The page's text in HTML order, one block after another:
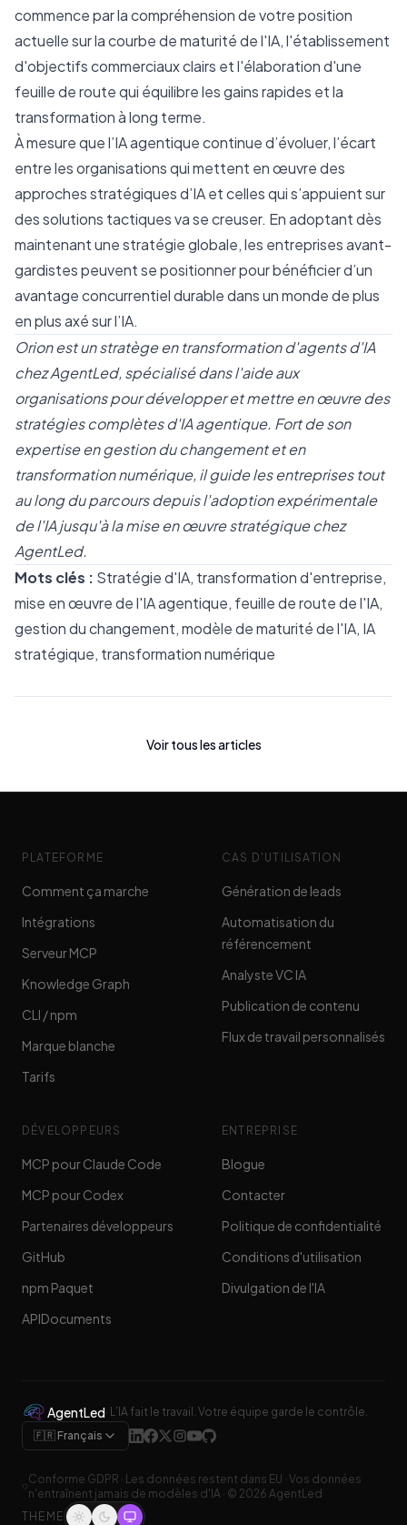
commence par la compréhension de votre position
actuelle sur la courbe de maturité de l'IA, l'établissement
d'objectifs commerciaux clairs et l'élaboration d'une
feuille de route qui équilibre les gains rapides et la
transformation à long terme.
À mesure que l’IA agentique continue d’évoluer, l’écart
entre les organisations qui mettent en œuvre des
approches stratégiques d’IA et celles qui s’appuient sur
des solutions tactiques va se creuser. En adoptant dès
maintenant une stratégie globale, les entreprises avant-
gardistes peuvent se positionner pour bénéficier d’un
avantage concurrentiel durable dans un monde de plus
en plus axé sur l’IA.
Orion est un stratège en transformation d'agents d'IA
chez AgentLed, spécialisé dans l'aide aux
organisations pour développer et mettre en œuvre des
stratégies complètes d'IA agentique. Fort de son
expertise en gestion du changement et en
transformation numérique, il guide les entreprises tout
au long du parcours depuis l'adoption expérimentale
de l'IA jusqu'à la mise en œuvre stratégique chez
AgentLed.
Mots clés : Stratégie d'IA, transformation d'entreprise,
mise en œuvre de l'IA agentique, feuille de route de l'IA,
gestion du changement, modèle de maturité de l'IA, IA
stratégique, transformation numérique
Voir tous les articles
PLATEFORME
Comment ça marche
Intégrations
Serveur MCP
Knowledge Graph
CLI / npm
Marque blanche
Tarifs
CAS D'UTILISATION
Génération de leads
Automatisation du
référencement
Analyste VC IA
Publication de contenu
Flux de travail personnalisés
DÉVELOPPEURS
MCP pour Claude Code
MCP pour Codex
Partenaires développeurs
GitHub
npm Paquet
APIDocuments
ENTREPRISE
Blogue
Contacter
Politique de confidentialité
Conditions d'utilisation
Divulgation de l'IA
AgentLed· L’IA fait le travail. Votre équipe garde le contrôle.
🇫🇷 Français
Conforme GDPR · Les données restent dans EU · Vos données
n'entraînent jamais de modèles d'IA · © 2026 AgentLed
THEME